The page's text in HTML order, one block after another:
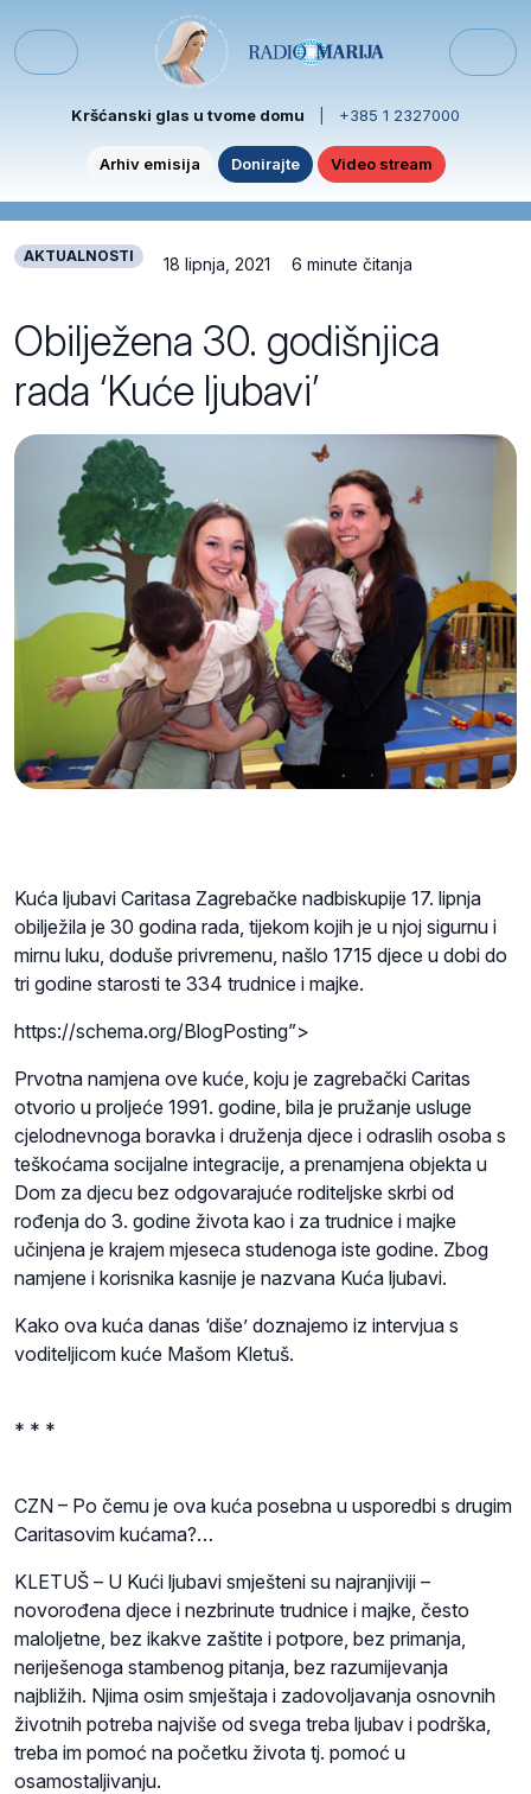
Menu
Kršćanski glas u tvome domu +385 1 2327000
Arhiv emisija Donirajte Video stream
AKTUALNOSTI 18 lipnja, 2021 6 minute čitanja
Obilježena 30. godišnjica
rada ‘Kuće ljubavi’
Kuća ljubavi Caritasa Zagrebačke nadbiskupije 17. lipnja
obilježila je 30 godina rada, tijekom kojih je u njoj sigurnu i
mirnu luku, doduše privremenu, našlo 1715 djece u dobi do
tri godine starosti te 334 trudnice i majke.
https://schema.org/BlogPosting”>
Prvotna namjena ove kuće, koju je zagrebački Caritas
otvorio u proljeće 1991. godine, bila je pružanje usluge
cjelodnevnoga boravka i druženja djece i odraslih osoba s
teškoćama socijalne integracije, a prenamjena objekta u
Dom za djecu bez odgovarajuće roditeljske skrbi od
rođenja do 3. godine života kao i za trudnice i majke
učinjena je krajem mjeseca studenoga iste godine. Zbog
namjene i korisnika kasnije je nazvana Kuća ljubavi.
Kako ova kuća danas ‘diše’ doznajemo iz intervjua s
voditeljicom kuće Mašom Kletuš.
* * *
CZN – Po čemu je ova kuća posebna u usporedbi s drugim
Caritasovim kućama?…
KLETUŠ – U Kući ljubavi smješteni su najranjiviji –
novorođena djece i nezbrinute trudnice i majke, često
maloljetne, bez ikakve zaštite i potpore, bez primanja,
neriješenoga stambenog pitanja, bez razumijevanja
najbližih. Njima osim smještaja i zadovoljavanja osnovnih
životnih potreba najviše od svega treba ljubav i podrška,
treba im pomoć na početku života tj. pomoć u
osamostaljivanju.